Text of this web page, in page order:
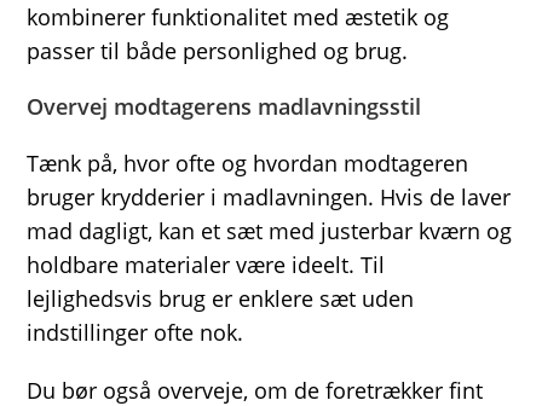
kombinerer funktionalitet med æstetik og
passer til både personlighed og brug.
Overvej modtagerens madlavningsstil
Tænk på, hvor ofte og hvordan modtageren
bruger krydderier i madlavningen. Hvis de laver
mad dagligt, kan et sæt med justerbar kværn og
holdbare materialer være ideelt. Til
lejlighedsvis brug er enklere sæt uden
indstillinger ofte nok.
Du bør også overveje, om de foretrækker fint